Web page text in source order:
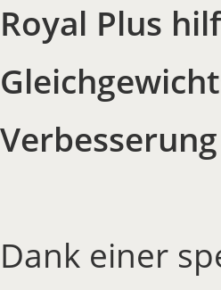
Royal Plus
Dank einer